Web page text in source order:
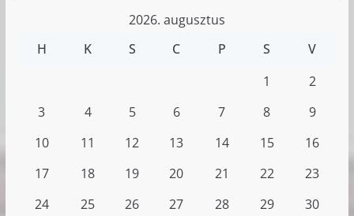
2026. augusztus
H
K S C P S V
1
2
3
4 5 6 7 8
9
10
11 12 13 14 15
16
17
18 19 20 21 22
23
24
25 26 27 28 29
30